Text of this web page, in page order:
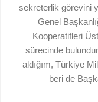
sekreterlik görevini
Genel
Kooperatifleri
sürecinde
aldığım, Türkiye
beri de